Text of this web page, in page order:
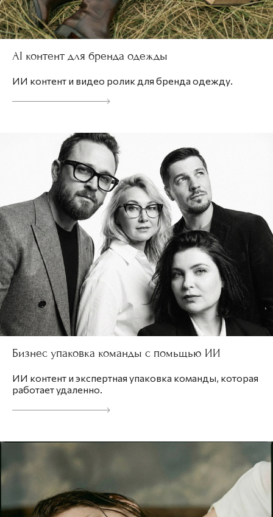
AI контент для бренда одежды
ИИ контент и видео ролик для бренда одежду.
Бизнес упаковка команды с помьщью ИИ
ИИ контент и экспертная упаковка команды, которая
работает удаленно.